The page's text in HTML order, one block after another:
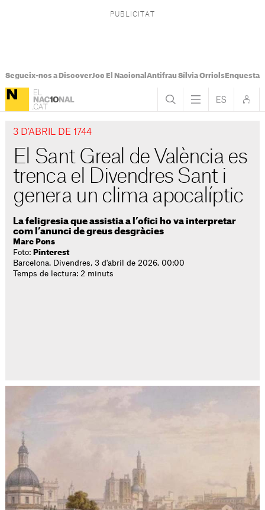
Segueix-nos a DiscoverJoc El Nacional Antifrau Sílvia OrriolsEnquesta
3 D’ABRIL DE 1744
El Sant Greal de València es
trenca el Divendres Sant i
genera un clima apocalíptic
La feligresia que assistia a l’ofici ho va interpretar
com l’anunci de greus desgràcies
Marc Pons
Foto: Pinterest
Barcelona. Divendres, 3 d'abril de 2026. 00:00
Temps de lectura: 2 minuts